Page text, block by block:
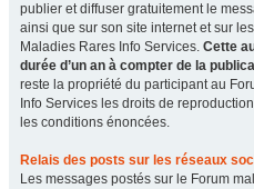
publier et diffuser gratuitement le
ainsi que sur son site internet et sur
Maladies Rares Info Services. Cette
durée d’un an à compter de la
reste la propriété du participant au
Info Services les droits de
les conditions énoncées.
Relais des posts sur les réseaux
Les messages postés sur le Forum